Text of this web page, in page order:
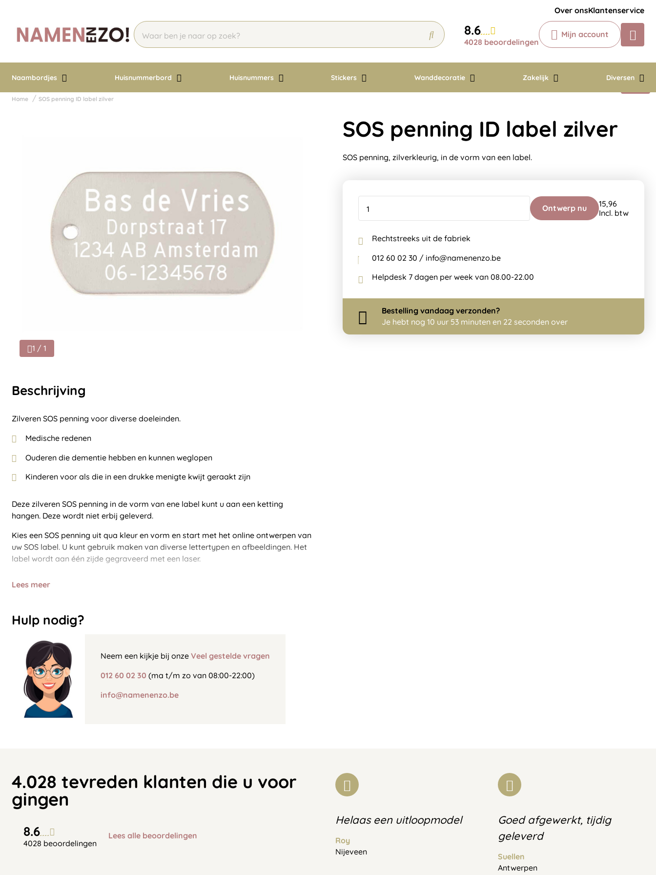
Over onsKlantenservice
8.6
4028 beoordelingen
Mijn account
Naambordjes Huisnummerbord Huisnummers Stickers Wanddecoratie Zakelijk Diversen
Chatbot
Chat 24/7 met onze chatbot voor
Contact
Home SOS penning ID label zilver
1 / 1
Beschrijving
Zilveren SOS penning voor diverse doeleinden.
Medische redenen
Ouderen die dementie hebben en kunnen weglopen
Kinderen voor als die in een drukke menigte kwijt geraakt zijn
Deze zilveren SOS penning in de vorm van ene label kunt u aan een ketting
hangen. Deze wordt niet erbij geleverd.
Kies een SOS penning uit qua kleur en vorm en start met het online ontwerpen van
uw SOS label. U kunt gebruik maken van diverse lettertypen en afbeeldingen. Het
label wordt aan één zijde gegraveerd met een laser.
Lees meer
Hulp nodig?
Neem een kijkje bij onze Veel gestelde vragen
012 60 02 30 (ma t/m zo van 08:00-22:00)
info@namenenzo.be
SOS penning ID label zilver
SOS penning, zilverkleurig, in de vorm van een label.
Ontwerp nu
15,96
Incl. btw
Rechtstreeks uit de fabriek
012 60 02 30 / info@namenenzo.be
Helpdesk 7 dagen per week van 08.00-22.00
Bestelling vandaag verzonden?
Je hebt nog 10 uur 53 minuten en 22 seconden over
4.028 tevreden klanten die u voor
gingen
8.6
4028 beoordelingen
Lees alle beoordelingen
Helaas een uitloopmodel
Roy
Nijeveen
Goed afgewerkt, tijdig
geleverd
Suellen
Antwerpen